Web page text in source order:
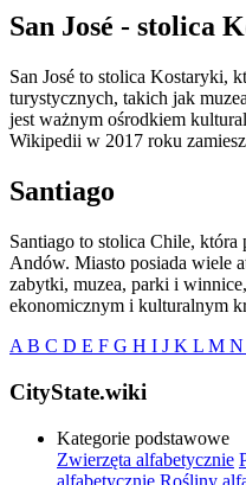
San José - stolica
San José to stolica Kostaryki,
turystycznych, takich jak
jest ważnym ośrodkiem
Wikipedii w 2017 roku
Santiago
Santiago to stolica Chile, która
Andów. Miasto posiada wiele
zabytki, muzea, parki i
ekonomicznym i kulturalnym
A B C D E F G H I J K L M N
CityState.wiki
Kategorie podstawowe
Zwierzęta alfabetycznie
alfabetycznie Rośliny